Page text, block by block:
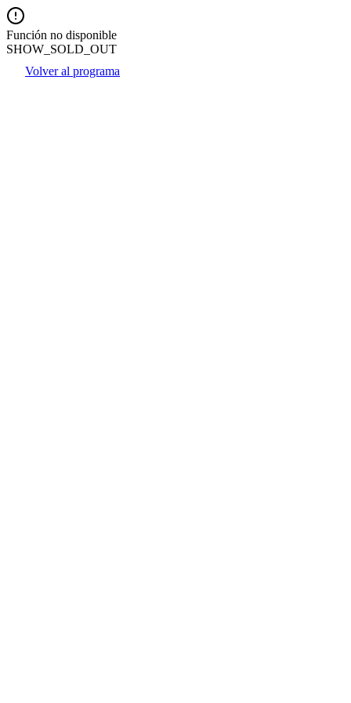
Función no disponible
SHOW_SOLD_OUT
Volver al programa